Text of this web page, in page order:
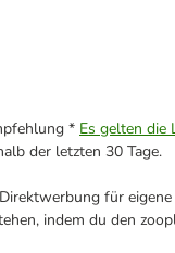
* Es gelten die
der letzten 30 Tage.
für
indem du den